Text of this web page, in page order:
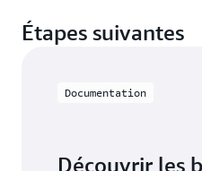
Étapes suivantes
Documentation
Découvrir les